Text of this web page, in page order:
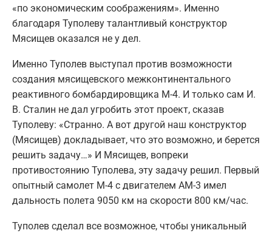
«по экономическим соображениям». Именно
благодаря Туполеву талантливый конструктор
Мясищев оказался не у дел.
Именно Туполев выступал против возможности
создания мясищевского межконтинентального
реактивного бомбардировщика М-4. И только сам И.
В. Сталин не дал угробить этот проект, сказав
Туполеву: «Странно. А вот другой наш конструктор
(Мясищев) докладывает, что это возможно, и берется
решить задачу…» И Мясищев, вопреки
противостоянию Туполева, эту задачу решил. Первый
опытный самолет М-4 с двигателем АМ-3 имел
дальность полета 9050 км на скорости 800 км/час.
Туполев сделал все возможное, чтобы уникальный